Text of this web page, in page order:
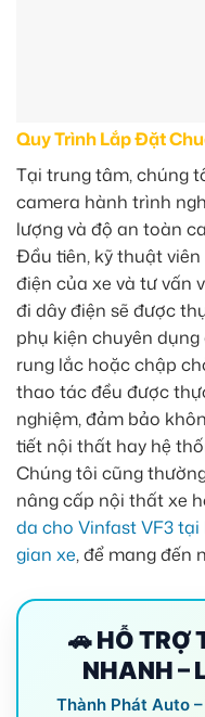
Quy Trình Lắp Đặt
Tại trung tâm, chúng
camera hành trình
lượng và độ an toàn
Đầu tiên, kỹ thuật
điện của xe và tư vấn
đi dây điện sẽ được
phụ kiện chuyên
rung lắc hoặc chập
thao tác đều được
nghiệm, đảm bảo
tiết nội thất hay hệ
Chúng tôi cũng
nâng cấp nội thất xe
da cho Vinfast VF3
gian xe, để mang đến
🚗 HỖ TRỢ
NHANH –
Thành Phát Auto